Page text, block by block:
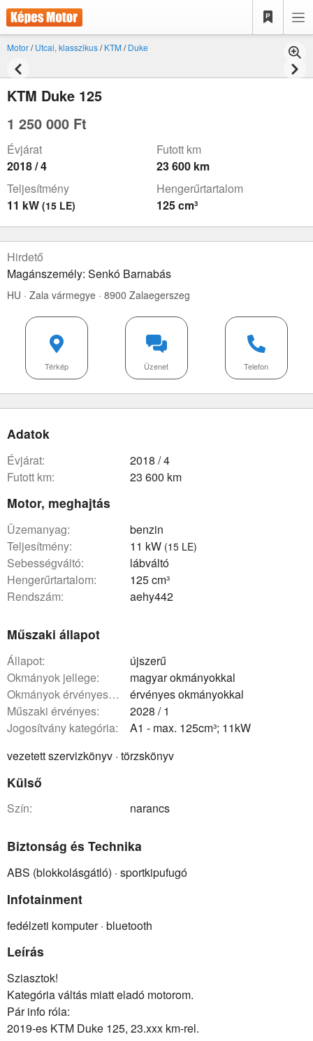
Motor/Utcai, klasszikus/KTM/Duke
KTM Duke 125
1 250 000 Ft
Évjárat
2018 / 4
Futott km
23 600 km
Teljesítmény
11 kW (15 LE)
Hengerűrtartalom
125 cm³
Hirdető
Magánszemély: Senkó Barnabás
HU · Zala vármegye · 8900 Zalaegerszeg
Telefon
Üzenet
Térkép
Adatok
évjárat:
2018 / 4
futott km:
23 600 km
Motor, meghajtás
üzemanyag:
benzin
teljesítmény:
11 kW (15 LE)
sebességváltó:
lábváltó
hengerűrtartalom:
125 cm³
rendszám:
aehy442
Műszaki állapot
állapot:
újszerű
okmányok jellege:
magyar okmányokkal
okmányok érvényessége:
érvényes okmányokkal
műszaki érvényes:
2028 / 1
Jogosítvány kategória:
A1 - max. 125cm³; 11kW
vezetett szervizkönyv · törzskönyv
Külső
szín: narancs
Biztonság és Technika
ABS (blokkolásgátló) · sportkipufugó
Infotainment
fedélzeti komputer · bluetooth
Leírás
Sziasztok!
Kategória váltás miatt eladó motorom.
Pár info róla:
2019-es KTM Duke 125, 23.xxx km-rel.